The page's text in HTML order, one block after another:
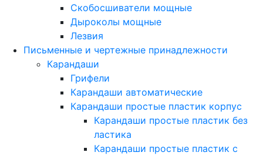
Скобосшиватели мощные
Дыроколы мощные
Лезвия
Письменные и чертежные принадлежности
Карандаши
Грифели
Карандаши автоматические
Карандаши простые пластик корпус
Карандаши простые пластик без
ластика
Карандаши простые пластик с